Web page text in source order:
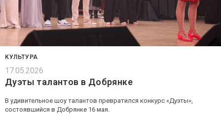
КУЛЬТУРА
17.05.2026
Дуэты талантов в Добрянке
В удивительное шоу талантов превратился конкурс «Дуэты»,
состоявшийся в Добрянке 16 мая.